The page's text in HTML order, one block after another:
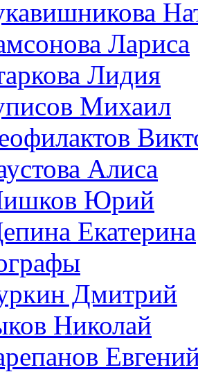
Лариса
Лидия
Михаил
Алиса
Юрий
Екатерина
Дмитрий
Николай